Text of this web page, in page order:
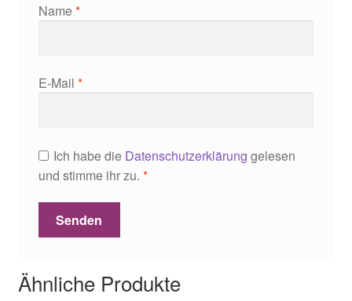
Name*
E-Mail *
Ich habe die Datenschutzerklärung gelesen
und stimme ihr zu. *
Ähnliche Produkte